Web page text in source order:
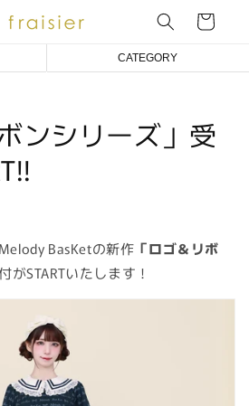
ー
CATEGORY
ONE PIECE DRESS
SKIRT/PANTS
ンシリーズ」受
BasKetの新作 「ロゴ＆リボ
がSTARTいたします！